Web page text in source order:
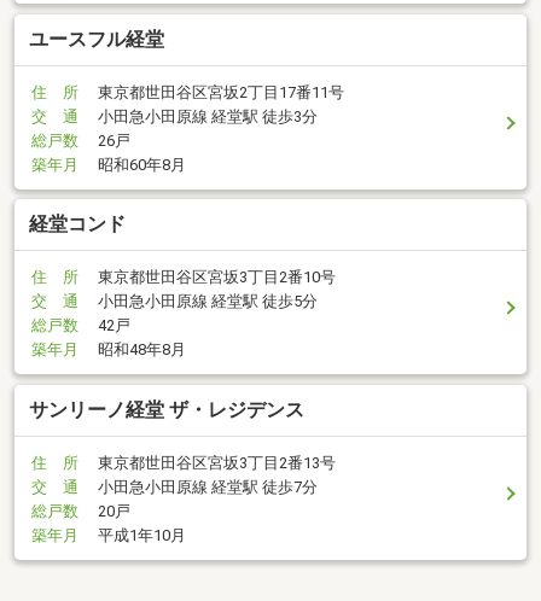
ユースフル経堂
住 所
東京都世田谷区宮坂2丁目17番11号
交 通
小田急小田原線 経堂駅 徒歩3分
総戸数
26戸
築年月
昭和60年8月
経堂コンド
住 所
東京都世田谷区宮坂3丁目2番10号
交 通
小田急小田原線 経堂駅 徒歩5分
総戸数
42戸
築年月
昭和48年8月
サンリーノ経堂 ザ・レジデンス
住 所
東京都世田谷区宮坂3丁目2番13号
交 通
小田急小田原線 経堂駅 徒歩7分
総戸数
20戸
築年月
平成1年10月